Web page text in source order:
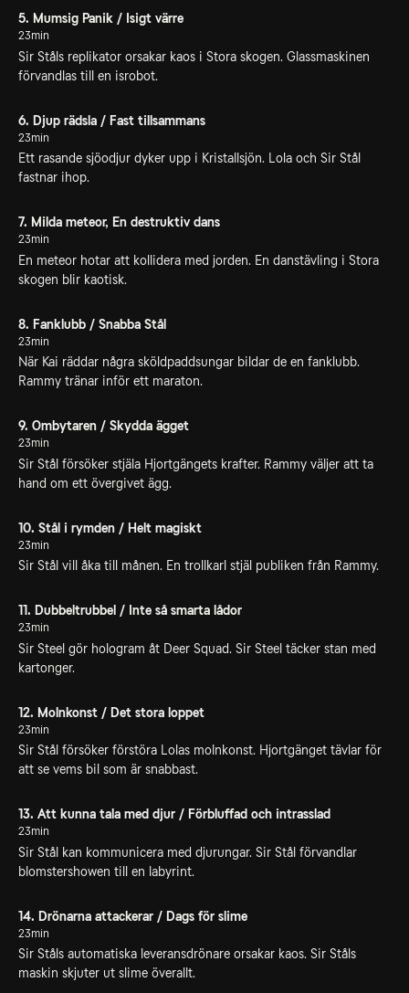
5. Mumsig Panik / Isigt värre
23min
Sir Ståls replikator orsakar kaos i Stora skogen. Glassmaskinen
förvandlas till en isrobot.
6. Djup rädsla / Fast tillsammans
23min
Ett rasande sjöodjur dyker upp i Kristallsjön. Lola och Sir Stål
fastnar ihop.
7. Milda meteor, En destruktiv dans
23min
En meteor hotar att kollidera med jorden. En danstävling i Stora
skogen blir kaotisk.
8. Fanklubb / Snabba Stål
23min
När Kai räddar några sköldpaddsungar bildar de en fanklubb.
Rammy tränar inför ett maraton.
9. Ombytaren / Skydda ägget
23min
Sir Stål försöker stjäla Hjortgängets krafter. Rammy väljer att ta
hand om ett övergivet ägg.
10. Stål i rymden / Helt magiskt
23min
Sir Stål vill åka till månen. En trollkarl stjäl publiken från Rammy.
11. Dubbeltrubbel / Inte så smarta lådor
23min
Sir Steel gör hologram åt Deer Squad. Sir Steel täcker stan med
kartonger.
12. Molnkonst / Det stora loppet
23min
Sir Stål försöker förstöra Lolas molnkonst. Hjortgänget tävlar för
att se vems bil som är snabbast.
13. Att kunna tala med djur / Förbluffad och intrasslad
23min
Sir Stål kan kommunicera med djurungar. Sir Stål förvandlar
blomstershowen till en labyrint.
14. Drönarna attackerar / Dags för slime
23min
Sir Ståls automatiska leveransdrönare orsakar kaos. Sir Ståls
maskin skjuter ut slime överallt.